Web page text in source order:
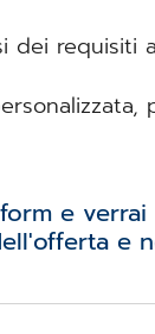
dei requisiti
e
e